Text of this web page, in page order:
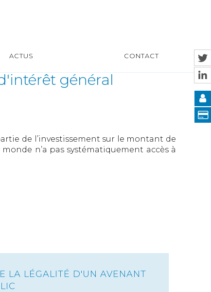
ACTUS CONTACT
général
de l’investissement sur le montant de
n’a pas systématiquement accès à
LA LÉGALITÉ D'UN AVENANT